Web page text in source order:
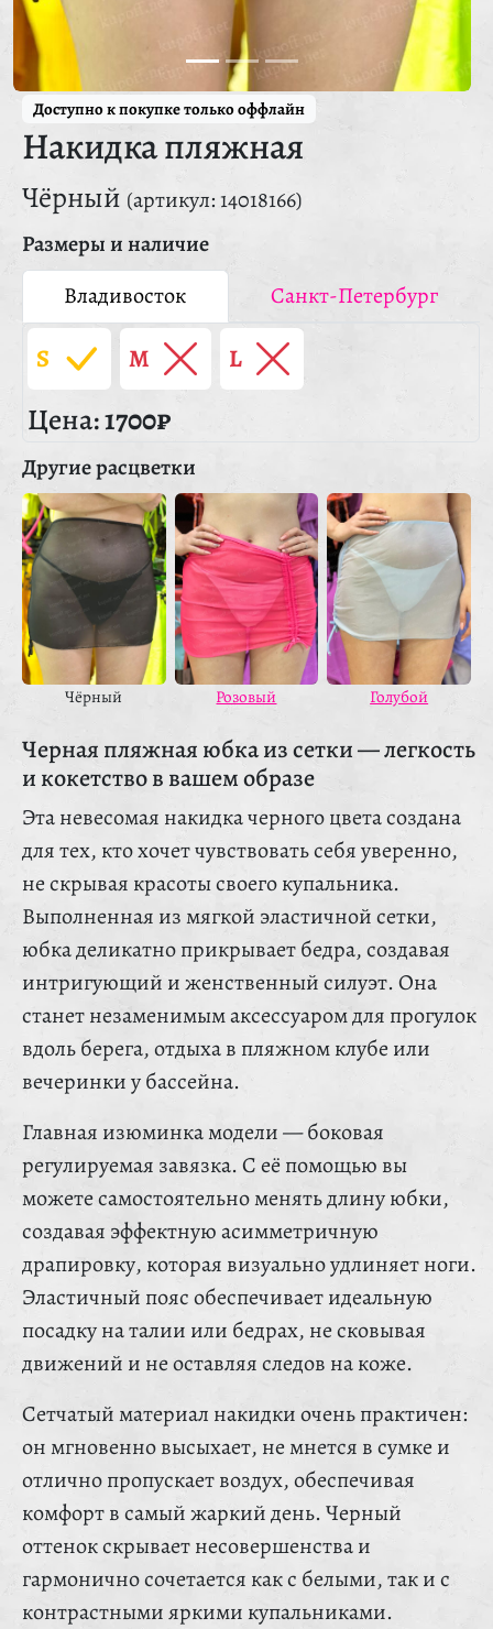
Доступно к покупке только оффлайн
Накидка пляжная
Чёрный (артикул: 14018166)
Размеры и наличие
Владивосток
Санкт-Петербург
S M L
Цена:1700₽
Другие расцветки
Чёрный Розовый Голубой
Черная пляжная юбка из сетки — легкость
и кокетство в вашем образе
Эта невесомая накидка черного цвета создана
для тех, кто хочет чувствовать себя уверенно,
не скрывая красоты своего купальника.
Выполненная из мягкой эластичной сетки,
юбка деликатно прикрывает бедра, создавая
интригующий и женственный силуэт. Она
станет незаменимым аксессуаром для прогулок
вдоль берега, отдыха в пляжном клубе или
вечеринки у бассейна.
Главная изюминка модели — боковая
регулируемая завязка. С её помощью вы
можете самостоятельно менять длину юбки,
создавая эффектную асимметричную
драпировку, которая визуально удлиняет ноги.
Эластичный пояс обеспечивает идеальную
посадку на талии или бедрах, не сковывая
движений и не оставляя следов на коже.
Сетчатый материал накидки очень практичен:
он мгновенно высыхает, не мнется в сумке и
отлично пропускает воздух, обеспечивая
комфорт в самый жаркий день. Черный
оттенок скрывает несовершенства и
гармонично сочетается как с белыми, так и с
контрастными яркими купальниками.